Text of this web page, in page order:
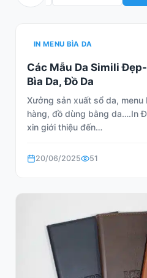
IN MENU BÌA DA
Các Mẫu Da Simili
Bìa Da, Đồ Da
Xưởng sản xuất sổ da, menu
hàng, đồ dùng bằng da….In
xin giới thiệu đến…
20/06/2025 51